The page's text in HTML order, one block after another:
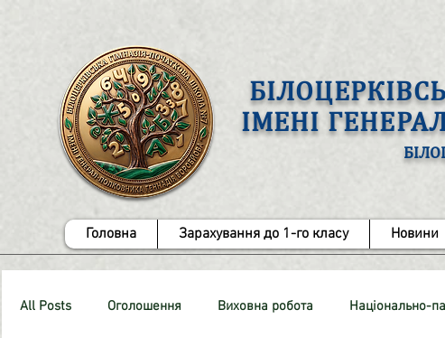
ІМЕНІ
Головна Зарахування до 1-го класу Новини
All Posts Оголошення Виховна робота Національно-